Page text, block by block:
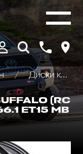
Диски колёсные, Проставки для изменения вылета
(RC
ET15 MB